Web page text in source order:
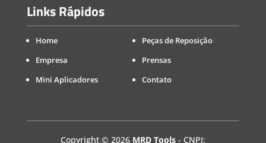
Links Rápidos
Home
Empresa
Mini Aplicadores
Peças de Reposição
Prensas
Contato
Copyright © 2026 MRD Tools- CNPJ: